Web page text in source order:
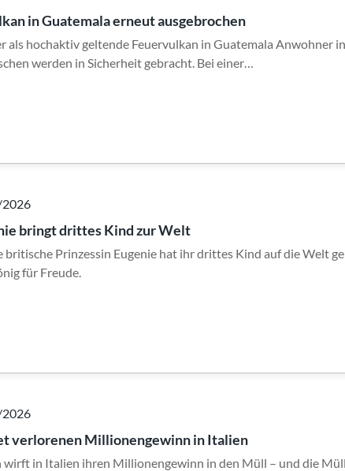
in Guatemala erneut ausgebrochen
als hochaktiv geltende Feuervulkan in Guatemala Anwohner
werden in Sicherheit gebracht. Bei einer…
bringt drittes Kind zur Welt
britische Prinzessin Eugenie hat ihr drittes Kind auf die Welt
für Freude.
verlorenen Millionengewinn in Italien
wirft in Italien ihren Millionengewinn in den Müll – und die